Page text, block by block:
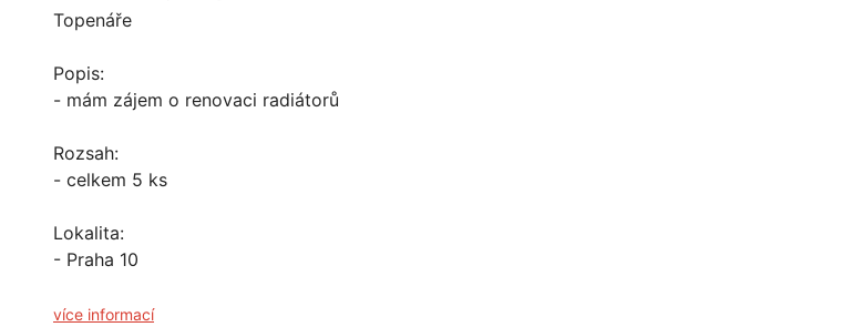
Topenáře
Popis:
- mám zájem o renovaci radiátorů
Rozsah:
- celkem 5 ks
Lokalita:
- Praha 10
více informací